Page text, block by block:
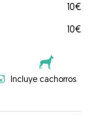
10€
10€
Incluye cachorros